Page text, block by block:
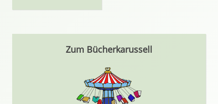
Zum Bücherkarussell